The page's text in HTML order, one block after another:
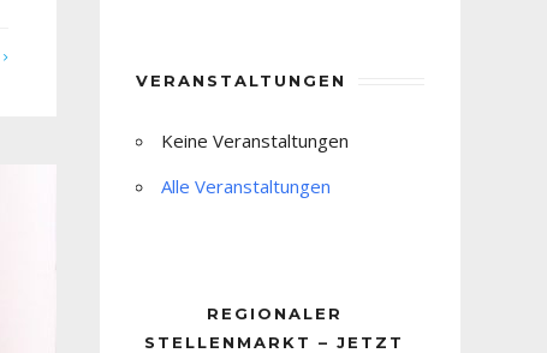
VERANSTALTUNGEN
Keine Veranstaltungen
Alle Veranstaltungen
REGIONALER
STELLENMARKT – JETZT